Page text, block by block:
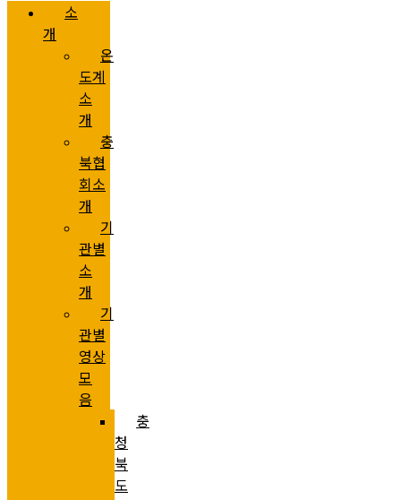
소
개
온
도계
소
개
충
북협
회소
개
기
관별
소
개
기
관별
영상
모
음
충
청
북
도